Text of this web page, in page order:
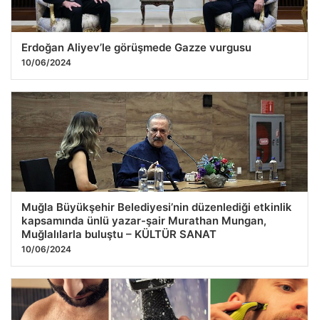
Erdoğan Aliyev’le görüşmede Gazze vurgusu
10/06/2024
Muğla Büyükşehir Belediyesi’nin düzenlediği etkinlik
kapsamında ünlü yazar-şair Murathan Mungan,
Muğlalılarla buluştu – KÜLTÜR SANAT
10/06/2024